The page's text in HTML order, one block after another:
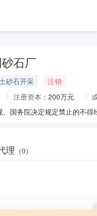
石厂
砂石开采
注销
注册资本： 200万元
理 （0）